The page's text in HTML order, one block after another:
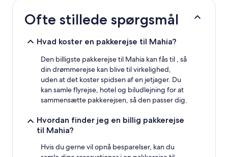
Ofte stillede spørgsmål
Hvad koster en pakkerejse til Mahia?
Den billigste pakkerejse til Mahia kan fås til , så
din drømmerejse kan blive til virkelighed,
uden at det koster spidsen af en jetjager. Du
kan samle flyrejse, hotel og biludlejning for at
sammensætte pakkerejsen, så den passer dig.
Hvordan finder jeg en billig pakkerejse
til Mahia?
Hvis du gerne vil opnå besparelser, kan du